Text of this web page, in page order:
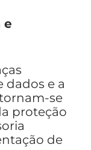
e
dados e a
se
proteção
de